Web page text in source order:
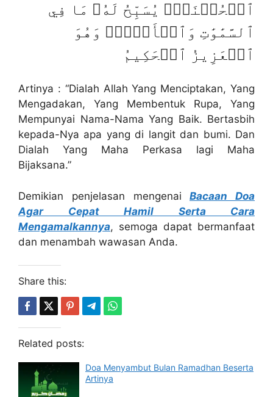
ٱلۡحُسۡنَىٰۚ يُسَبِّحُ لَهُۥ مَا فِي
ٱلسَّمَٰوَٰتِ وَٱلۡأَرۡضِۖ وَهُوَ
ٱلۡعَزِيزُ ٱلۡحَكِيمُ
Artinya : “Dialah Allah Yang Menciptakan, Yang
Mengadakan, Yang Membentuk Rupa, Yang
Mempunyai Nama-Nama Yang Baik. Bertasbih
kepada-Nya apa yang di langit dan bumi. Dan
Dialah Yang Maha Perkasa lagi Maha
Bijaksana.”
Demikian penjelasan mengenaiBacaan Doa
Agar Cepat Hamil Serta Cara
Mengamalkannya, semoga dapat bermanfaat
dan menambah wawasan Anda.
Share this:
Related posts:
Doa Menyambut Bulan Ramadhan Beserta
Artinya